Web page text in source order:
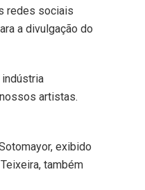
redes sociais
a divulgação do
indústria
artistas.
exibido
também